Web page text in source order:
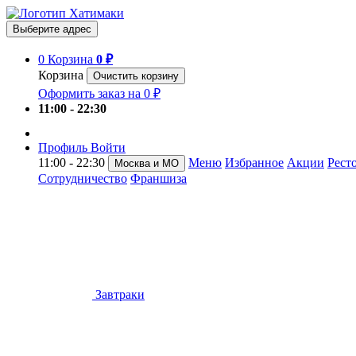
Выберите адрес
0 Корзина 0 ₽
Корзина
Очистить корзину
Оформить заказ на 0 ₽
11:00 - 22:30
Профиль Войти
11:00 - 22:30
Москва и МО Меню Избранное Акции
Сотрудничество Франшиза
Завтраки